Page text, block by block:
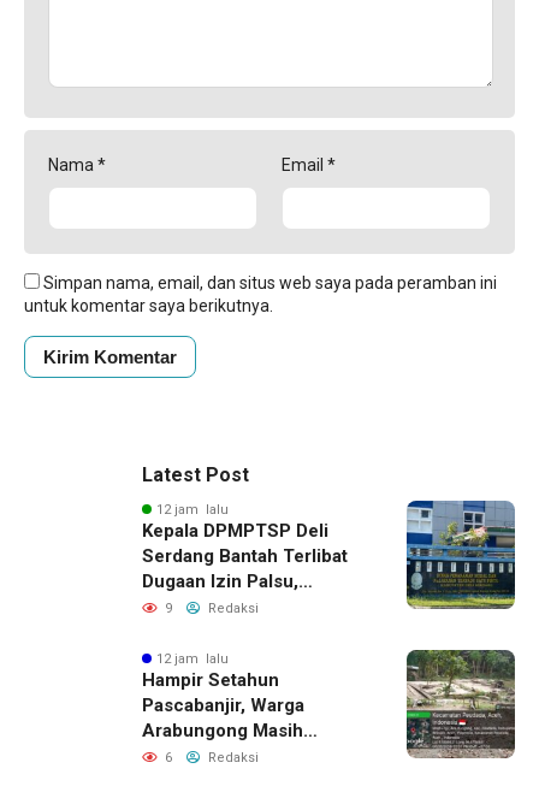
Nama * Email *
Simpan nama, email, dan situs web saya pada peramban ini
untuk komentar saya berikutnya.
Latest Post
12 jam lalu
Kepala DPMPTSP Deli
Serdang Bantah Terlibat
Dugaan Izin Palsu,
Tegaskan Proses
Jalur Resmi
9 Redaksi
12 jam lalu
Hampir Setahun
Pascabanjir, Warga
Arabungong Masih
Menunggu Bantuan
6 Redaksi